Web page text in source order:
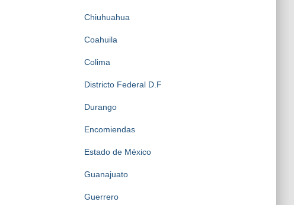
Chiuhuahua
Coahuila
Colima
Districto Federal D.F
Durango
Encomiendas
Estado de México
Guanajuato
Guerrero